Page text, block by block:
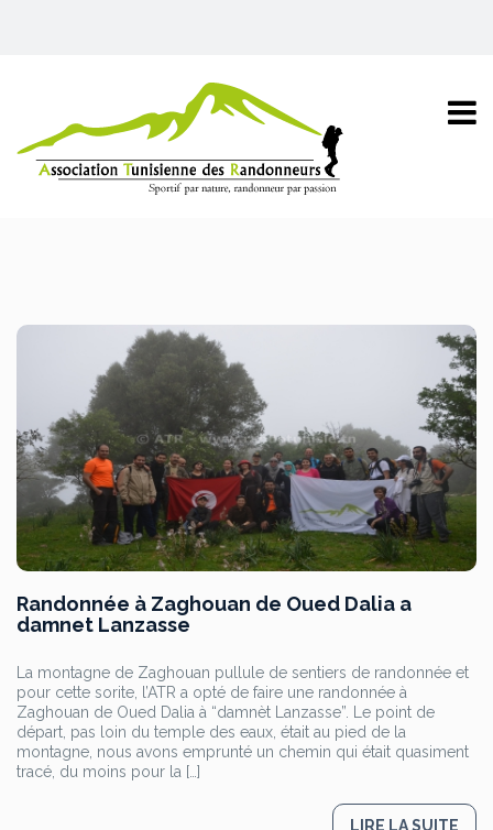
Randonnée à Zaghouan de Oued Dalia a
damnet Lanzasse
La montagne de Zaghouan pullule de sentiers de randonnée et
pour cette sorite, l’ATR a opté de faire une randonnée à
Zaghouan de Oued Dalia à “damnèt Lanzasse”. Le point de
départ, pas loin du temple des eaux, était au pied de la
montagne, nous avons emprunté un chemin qui était quasiment
tracé, du moins pour la […]
LIRE LA SUITE